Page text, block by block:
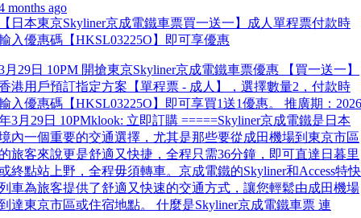
months ago
日本東京Skyliner京成電鐵車票買一送一】成人單程票付款時
入優惠碼【HKSL03225O】即可享優惠
月29日 10PM 開搶東京Skyliner京成電鐵車票優惠 【買一送一】
港用戶預訂指定方案【單程票 - 成人】，選擇數量2，付款時
入優惠碼【HKSL03225O】即可享買1送1優惠。 推廣期：2026
3月29日 10PMklook: 立即訂購 =====Skyliner京成電鐵是日本
內一個重要的交通選擇，尤其是那些要從成田機場到東京市區
旅客來說更是舒適又快捷，全程只需36分鐘，即可直達日暮里
終點站上野，全程毋須轉車。京成電鐵的Skyliner和Access特快
車為旅客提供了舒適又快速的交通方式，讓您輕鬆由成田機場
達東京市區或住宿地點。 什麼是Skyliner京成電鐵車票 連